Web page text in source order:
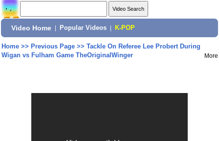
Video Home Popular Videos K-POP
Home>> Previous Page>> Tackle On Referee Lee Probert During
Wigan vs Fulham Game TheOriginalWinger
More